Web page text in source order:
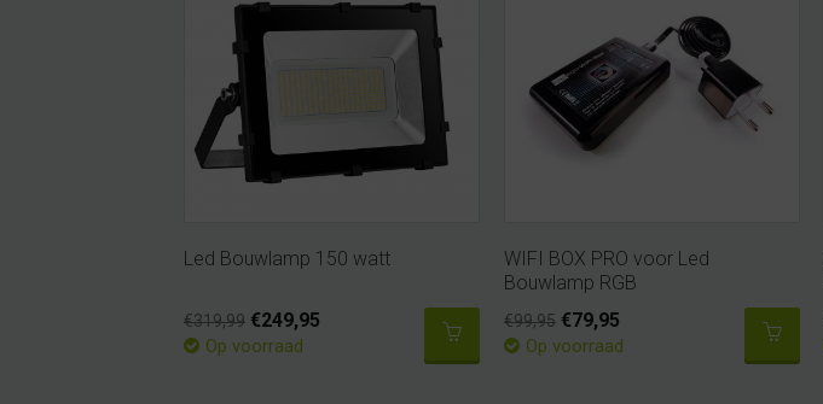
Led Bouwlamp 150 watt
€319,99 €249,95
Op voorraad
WIFI BOX PRO voor Led
Bouwlamp RGB
€99,95 €79,95
Op voorraad